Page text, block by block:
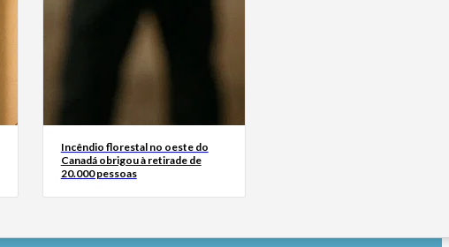
Incêndio florestal no oeste do
Canadá obrigou à retirade de
20.000 pessoas